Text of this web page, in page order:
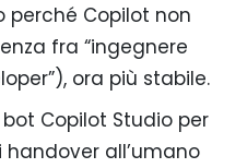
Copilot non
fra “ingegnere
ora più stabile.
Copilot Studio per
all’umano